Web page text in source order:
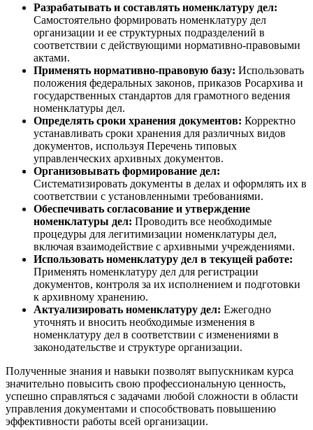
Разрабатывать и составлять номенклатуру дел:
Самостоятельно формировать номенклатуру дел
организации и ее структурных подразделений в
соответствии с действующими нормативно-правовыми
актами.
Применять нормативно-правовую базу: Использовать
положения федеральных законов, приказов Росархива и
государственных стандартов для грамотного ведения
номенклатуры дел.
Определять сроки хранения документов: Корректно
устанавливать сроки хранения для различных видов
документов, используя Перечень типовых
управленческих архивных документов.
Организовывать формирование дел:
Систематизировать документы в делах и оформлять их в
соответствии с установленными требованиями.
Обеспечивать согласование и утверждение
номенклатуры дел: Проводить все необходимые
процедуры для легитимизации номенклатуры дел,
включая взаимодействие с архивными учреждениями.
Использовать номенклатуру дел в текущей работе:
Применять номенклатуру дел для регистрации
документов, контроля за их исполнением и подготовки
к архивному хранению.
Актуализировать номенклатуру дел: Ежегодно
уточнять и вносить необходимые изменения в
номенклатуру дел в соответствии с изменениями в
законодательстве и структуре организации.
Полученные знания и навыки позволят выпускникам курса
значительно повысить свою профессиональную ценность,
успешно справляться с задачами любой сложности в области
управления документами и способствовать повышению
эффективности работы всей организации.